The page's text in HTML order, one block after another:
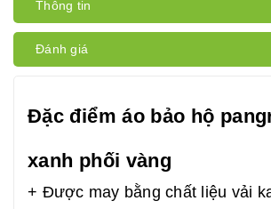
Thông tin
Đánh giá
Đặc điểm áo bảo hộ
xanh phối vàng
+ Được may bằng chất liệu vải